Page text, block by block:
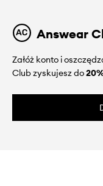
Answear
Załóż konto i
Club zyskujesz do